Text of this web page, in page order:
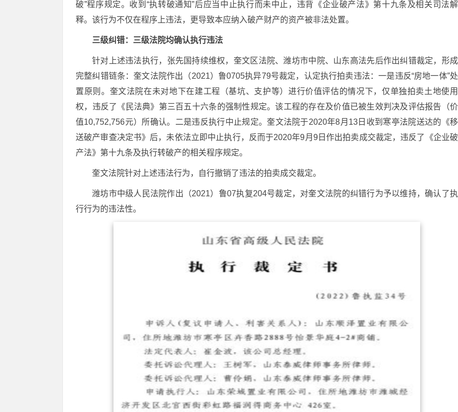
破”程序规定。收到“执转破通知”后应当中止执行而未中止，违背《企业破产法》第十九条及相关司法解
释。该行为不仅在程序上违法，更导致本应纳入破产财产的资产被非法处置。
三级纠错：三级法院均确认执行违法
针对上述违法执行，张先国持续维权，奎文区法院、潍坊市中院、山东高法先后作出纠错裁定，形成
完整纠错链条：奎文法院作出（2021）鲁0705执异79号裁定，认定执行拍卖违法：一是违反“房地一体”处
置原则。奎文法院在未对地下在建工程（基坑、支护等）进行价值评估的情况下，仅单独拍卖土地使用
权，违反了《民法典》第三百五十六条的强制性规定。该工程的存在及价值已被生效判决及评估报告（价
值10,752,756元）所确认。二是违反执行中止规定。奎文法院于2020年8月13日收到寒亭法院送达的《移
送破产审查决定书》后，未依法立即中止执行，反而于2020年9月9日作出拍卖成交裁定，违反了《企业破
产法》第十九条及执行转破产的相关程序规定。
奎文法院针对上述违法行为，自行撤销了违法的拍卖成交裁定。
潍坊市中级人民法院作出（2021）鲁07执复204号裁定，对奎文法院的纠错行为予以维持，确认了执
行行为的违法性。